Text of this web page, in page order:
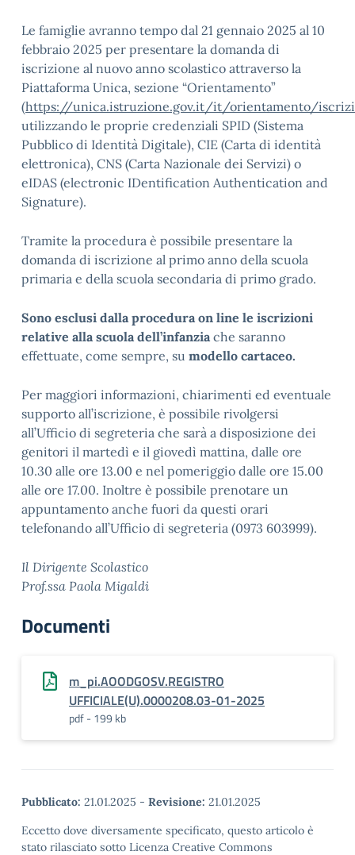
Le famiglie avranno tempo dal 21 gennaio 2025 al 10
febbraio 2025 per presentare la domanda di
iscrizione al nuovo anno scolastico attraverso la
Piattaforma Unica, sezione “Orientamento”
(https://unica.istruzione.gov.it/it/orientamento/
utilizzando le proprie credenziali SPID (Sistema
Pubblico di Identità Digitale), CIE (Carta di identità
elettronica), CNS (Carta Nazionale dei Servizi) o
eIDAS (electronic IDentification Authentication and
Signature).
Tramite la procedura è possibile presentare la
domanda di iscrizione al primo anno della scuola
primaria e della scuola secondaria di primo grado.
Sono esclusi dalla procedura on line le iscrizioni
relative alla scuola dell’infanziache saranno
effettuate, come sempre, su modello cartaceo.
Per maggiori informazioni, chiarimenti ed eventuale
supporto all’iscrizione, è possibile rivolgersi
all’Ufficio di segreteria che sarà a disposizione dei
genitori il martedì e il giovedì mattina, dalle ore
10.30 alle ore 13.00 e nel pomeriggio dalle ore 15.00
alle ore 17.00. Inoltre è possibile prenotare un
appuntamento anche fuori da questi orari
telefonando all’Ufficio di segreteria (0973 603999).
Il Dirigente Scolastico
Prof.ssa Paola Migaldi
Documenti
m_pi.AOODGOSV.REGISTRO
UFFICIALE(U).0000208.03-01-2025
pdf - 199 kb
Pubblicato: 21.01.2025 - Revisione: 21.01.2025
Eccetto dove diversamente specificato, questo articolo è
stato rilasciato sotto Licenza Creative Commons